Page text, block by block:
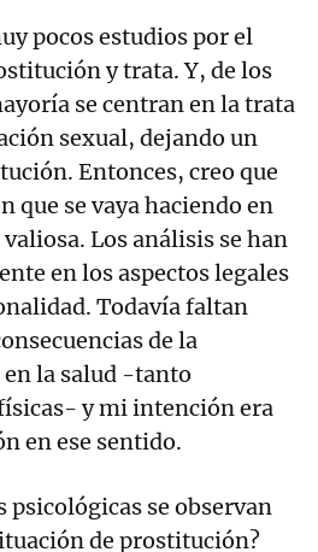
pocos estudios por el
y trata. Y, de los
se centran en la trata
sexual, dejando un
Entonces, creo que
que se vaya haciendo en
valiosa. Los análisis se han
en los aspectos legales
Todavía faltan
de la
la salud -tanto
y mi intención era
en ese sentido.
psicológicas se observan
de prostitución?